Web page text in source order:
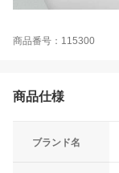
商品番号：115300
商品仕様
ブランド名